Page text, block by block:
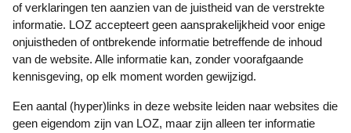
of verklaringen ten aanzien van de juistheid van de verstrekte
informatie. LOZ accepteert geen aansprakelijkheid voor enige
onjuistheden of ontbrekende informatie betreffende de inhoud
van de website. Alle informatie kan, zonder voorafgaande
kennisgeving, op elk moment worden gewijzigd.
Een aantal (hyper)links in deze website leiden naar websites die
geen eigendom zijn van LOZ, maar zijn alleen ter informatie